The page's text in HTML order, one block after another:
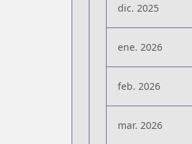
dic. 2025
ene. 2026
feb. 2026
mar. 2026